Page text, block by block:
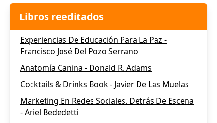
Libros reeditados
Experiencias De Educación Para La Paz -
Francisco José Del Pozo Serrano
Anatomía Canina - Donald R. Adams
Cocktails & Drinks Book - Javier De Las Muelas
Marketing En Redes Sociales. Detrás De Escena
- Ariel Bededetti